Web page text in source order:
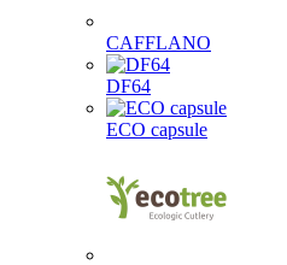
CAFFLANO
DF64
ECO capsule